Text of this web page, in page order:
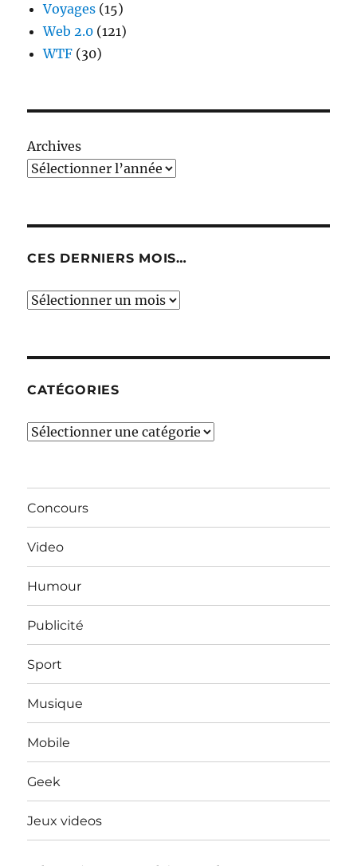
Voyages (15)
Web 2.0 (121)
WTF (30)
Archives
CES DERNIERS MOIS…
Ces
CATÉGORIES
Catégories
Concours
Video
Humour
Publicité
Sport
Musique
Mobile
Geek
Jeux videos